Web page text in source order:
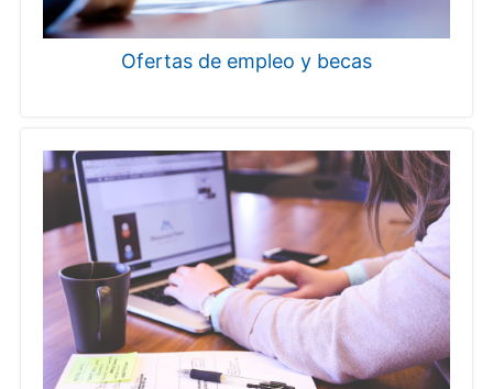
Ofertas de empleo y becas